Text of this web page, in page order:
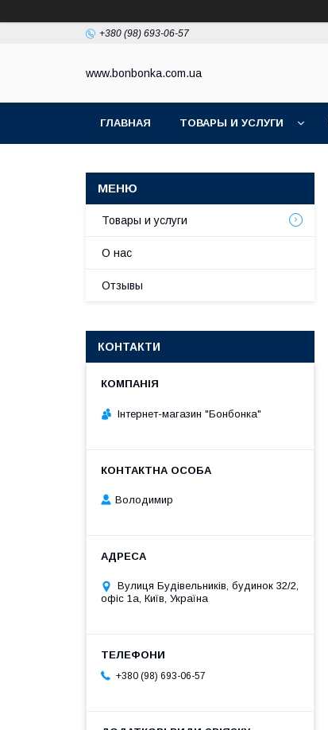
+380 (98) 693-06-57
www.bonbonka.com.ua
ГЛАВНАЯ ТОВАРЫ И УСЛУГИ
Товары и услуги
О нас
Отзывы
КОНТАКТИ
Інтернет-магазин "Бонбонка"
Володимир
Вулиця Будівельників, будинок 32/2,
офіс 1а, Київ, Україна
+380 (98) 693-06-57